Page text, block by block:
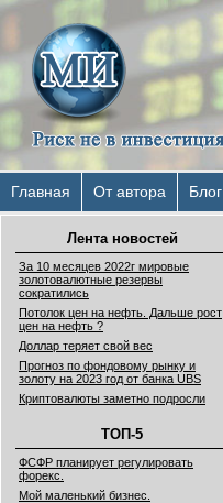
Главная От автора Блог
Лента новостей
За 10 месяцев 2022г мировые
золотовалютные резервы
сократились
Потолок цен на нефть. Дальше рост
цен на нефть ?
Доллар теряет свой вес
Прогноз по фондовому рынку и
золоту на 2023 год от банка UBS
Криптовалюты заметно подросли
ТОП-5
ФСФР планирует регулировать
форекс.
Мой маленький бизнес.